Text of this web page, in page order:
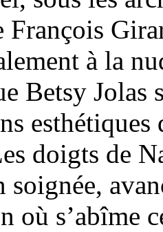
François
à la
Betsy
esthétiques
doigts de
où s’abîme